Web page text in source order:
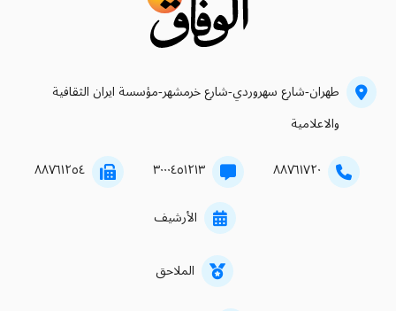
طهران-شارع سهروردي-شارع خرمشهر-مؤسسة ايران الثقافية
والاعلامية
۸۸۷٦۱۷۲۰ ۳۰۰۰٤٥۱۲۱۳ ۸۸۷٦۱۲٥٤
الأرشيف
الملاحق